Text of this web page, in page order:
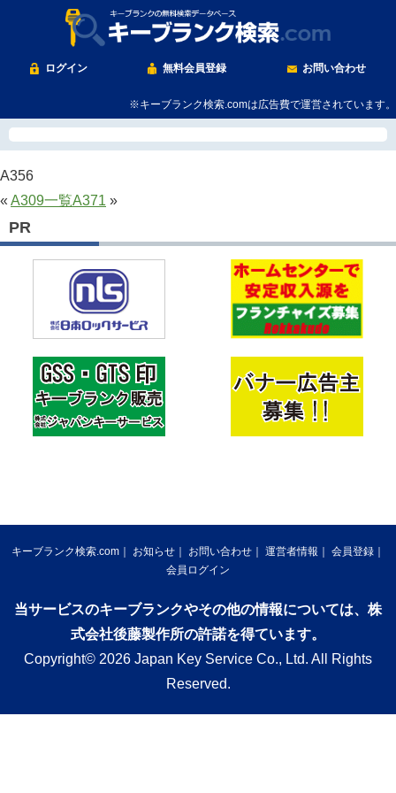
ログイン 無料会員登録 お問い合わせ
※キーブランク検索.comは広告費で運営されています。
A356
« A309一覧A371 »
PR
キーブランク検索.com お知らせ お問い合わせ 運営者情報
会員登録
会員ログイン
当サービスのキーブランクやその他の情報については、株
式会社後藤製作所の許諾を得ています。
Copyright© 2026 Japan Key Service Co., Ltd. All Rights
Reserved.